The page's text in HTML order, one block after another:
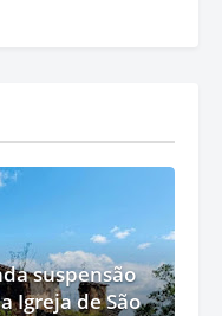
suspensão
Igreja de São